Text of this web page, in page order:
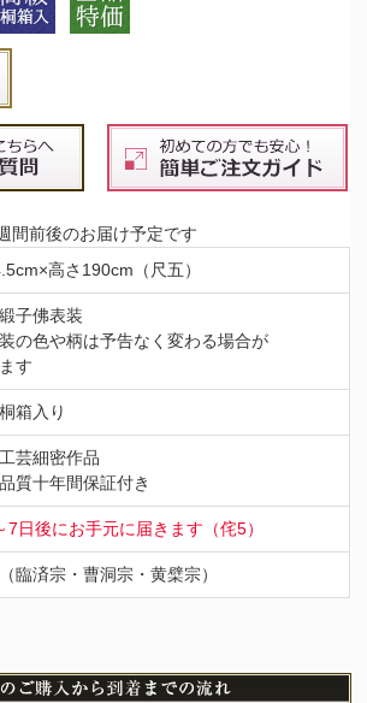
間前後のお届け予定です
高さ190cm（尺五）
子佛表装
の色や柄は予告なく変わる場合が
す
箱入り
芸細密作品
質十年間保証付き
7日後にお手元に届きます（侘5）
臨済宗・曹洞宗・黄檗宗）